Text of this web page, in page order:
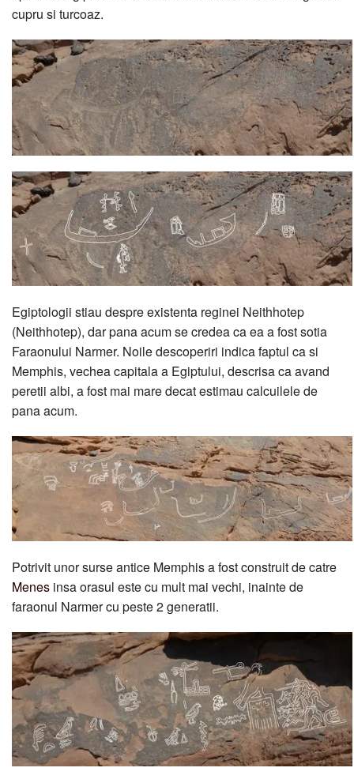
cupru si turcoaz.
Egiptologii stiau despre existenta reginei Neithhotep
(Neithhotep), dar pana acum se credea ca ea a fost sotia
Faraonului Narmer. Noile descoperiri indica faptul ca si
Memphis, vechea capitala a Egiptului, descrisa ca avand
peretii albi, a fost mai mare decat estimau calcuilele de
pana acum.
Potrivit unor surse antice Memphis a fost construit de catre
Menes insa orasul este cu mult mai vechi, inainte de
faraonul Narmer cu peste 2 generatii.